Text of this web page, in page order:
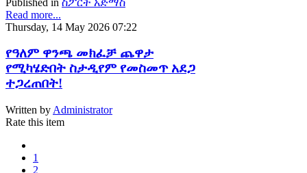
Read more...
Thursday, 14 May 2026 07:22
የዓለም ዋንጫ መክፈቻ ጨዋታ
የሚካሄድበት ስታዲየም የመስመጥ አደጋ
ተጋረጠበት!
Written by Administrator
Rate this item
1
2